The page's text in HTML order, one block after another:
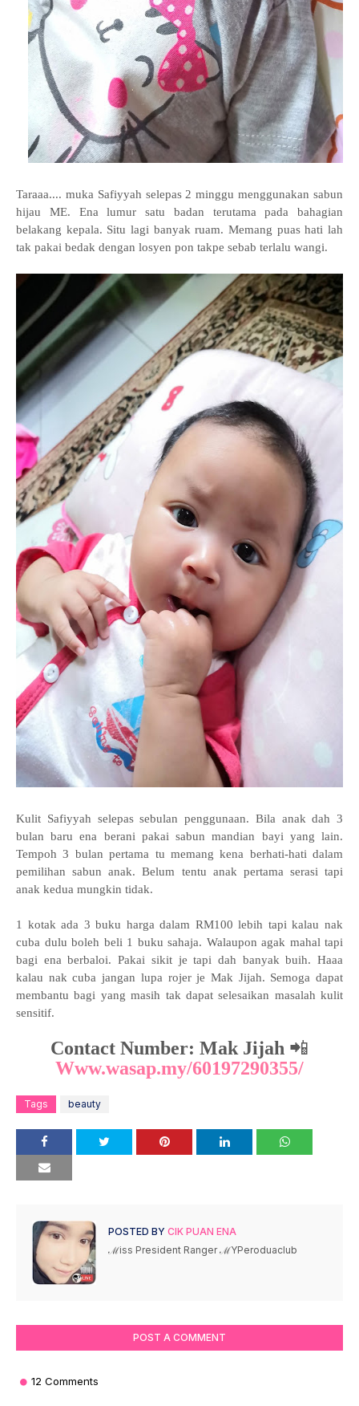
Taraaa.... muka Safiyyah selepas 2 minggu menggunakan sabun
hijau ME. Ena lumur satu badan terutama pada bahagian
belakang kepala. Situ lagi banyak ruam. Memang puas hati lah
tak pakai bedak dengan losyen pon takpe sebab terlalu wangi.
Kulit Safiyyah selepas sebulan penggunaan. Bila anak dah 3
bulan baru ena berani pakai sabun mandian bayi yang lain.
Tempoh 3 bulan pertama tu memang kena berhati-hati dalam
pemilihan sabun anak. Belum tentu anak pertama serasi tapi
anak kedua mungkin tidak.
1 kotak ada 3 buku harga dalam RM100 lebih tapi kalau nak
cuba dulu boleh beli 1 buku sahaja. Walaupon agak mahal tapi
bagi ena berbaloi. Pakai sikit je tapi dah banyak buih. Haaa
kalau nak cuba jangan lupa rojer je Mak Jijah. Semoga dapat
membantu bagi yang masih tak dapat selesaikan masalah kulit
sensitif.
Contact Number: Mak Jijah 📲
Www.wasap.my/60197290355/
Tags beauty
POSTED BY CIK PUAN ENA
ℳiss President Ranger ℳYPeroduaclub
POST A COMMENT
12 Comments